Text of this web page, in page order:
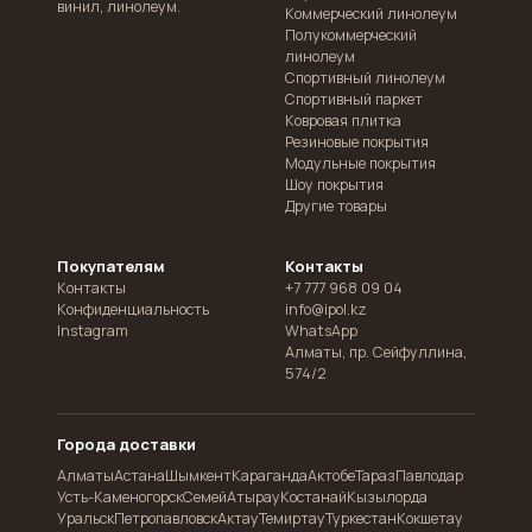
винил, линолеум.
Коммерческий линолеум
Полукоммерческий
линолеум
Спортивный линолеум
Спортивный паркет
Ковровая плитка
Резиновые покрытия
Модульные покрытия
Шоу покрытия
Другие товары
Покупателям
Контакты
Конфиденциальность
Instagram
Контакты
+7 777 968 09 04
info@ipol.kz
WhatsApp
Алматы, пр. Сейфуллина,
574/2
Города доставки
АлматыАстанаШымкентКарагандаАктобеТаразПавлодар
Усть-КаменогорскСемейАтырауКостанайКызылорда
УральскПетропавловскАктауТемиртауТуркестанКокшетау